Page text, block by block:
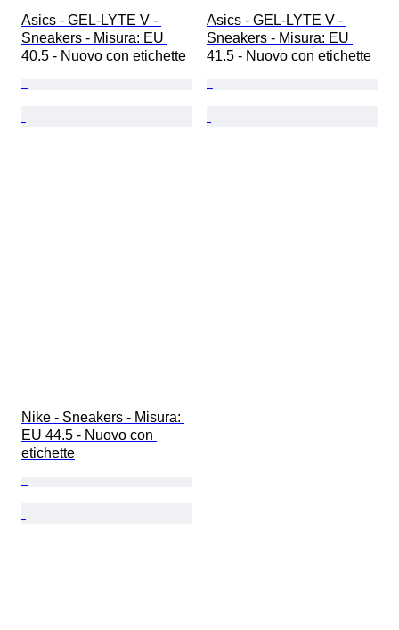
Asics - GEL-LYTE V -
Sneakers - Misura: EU
40.5 - Nuovo con etichette
Asics - GEL-LYTE V -
Sneakers - Misura: EU
41.5 - Nuovo con etichette
Nike - Sneakers - Misura:
EU 44.5 - Nuovo con
etichette